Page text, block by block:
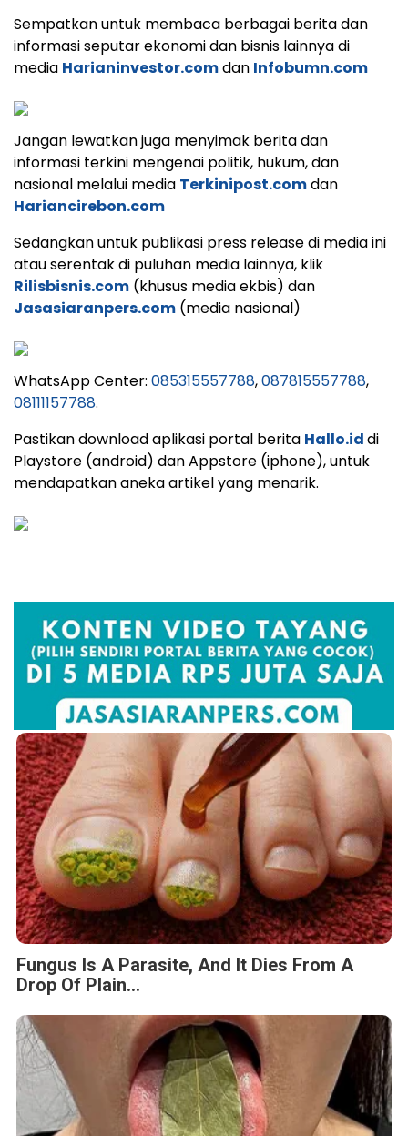
Sempatkan untuk membaca berbagai berita dan
informasi seputar ekonomi dan bisnis lainnya di
media Harianinvestor.comdan Infobumn.com
Jangan lewatkan juga menyimak berita dan
informasi terkini mengenai politik, hukum, dan
nasional melalui media Terkinipost.comdan
Hariancirebon.com
Sedangkan untuk publikasi press release di media ini
atau serentak di puluhan media lainnya, klik
Rilisbisnis.com (khusus media ekbis) dan
Jasasiaranpers.com (media nasional)
WhatsApp Center: 085315557788,087815557788,
08111157788.
Pastikan download aplikasi portal berita Hallo.iddi
Playstore (android) dan Appstore (iphone), untuk
mendapatkan aneka artikel yang menarik.
Fungus Is A Parasite, And It Dies From A
Drop Of Plain...